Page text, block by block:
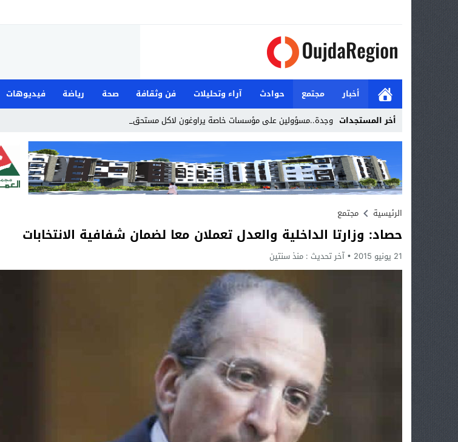
أخبار مجتمع حوادث آراء وتحليلات فن وثقافة صحة رياضة فيديوهات
أخر المستجدات وجدة..مسؤولين على مؤسسات خاصة يراوغون لاكل مستحقات المس _
Stop
Previous
Next
الرئيسية
مجتمع
حصاد: وزارتا الداخلية والعدل تعملان معا لضمان شفافية الانتخابات
21 يونيو 2015 آخر تحديث : منذ سنتين